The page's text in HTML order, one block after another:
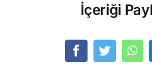
İçeriği